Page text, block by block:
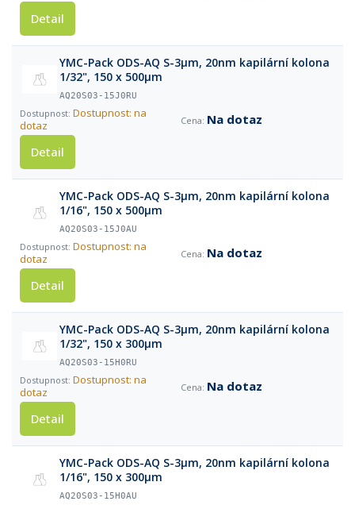
Detail
YMC-Pack ODS-AQ S-3µm, 20nm kapilární kolona
1/32", 150 x 500µm
AQ20S03-15J0RU
Dostupnost: na
dotaz
Na dotaz
Detail
YMC-Pack ODS-AQ S-3µm, 20nm kapilární kolona
1/16", 150 x 500µm
AQ20S03-15J0AU
Dostupnost: na
dotaz
Na dotaz
Detail
YMC-Pack ODS-AQ S-3µm, 20nm kapilární kolona
1/32", 150 x 300µm
AQ20S03-15H0RU
Dostupnost: na
dotaz
Na dotaz
Detail
YMC-Pack ODS-AQ S-3µm, 20nm kapilární kolona
1/16", 150 x 300µm
AQ20S03-15H0AU